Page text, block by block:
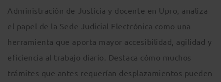
Administración de Justicia y docente en Upro, analiza
el papel de la Sede Judicial Electrónica como una
herramienta que aporta mayor accesibilidad, agilidad y
eficiencia al trabajo diario. Destaca cómo muchos
trámites que antes requerían desplazamientos pueden